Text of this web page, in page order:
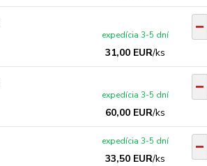
31,00 EUR/ks
expedícia 3-5 dní
60,00 EUR/ks
expedícia 3-5 dní
33,50 EUR/ks
expedícia 3-5 dní